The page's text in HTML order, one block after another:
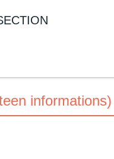
informations)